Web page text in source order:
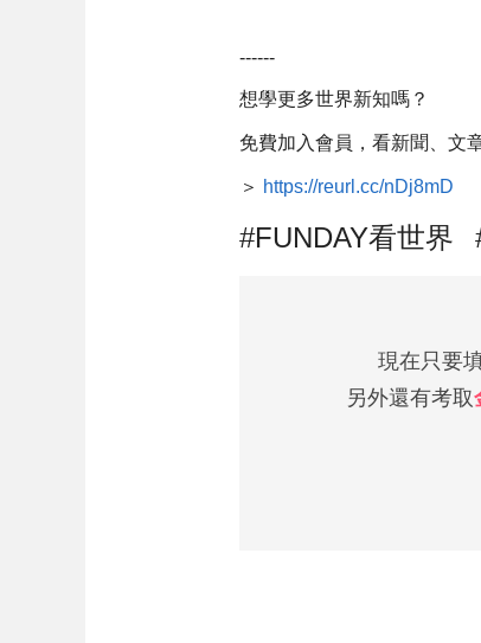
------
想學更多世界新知嗎？
免費加入會員，看新聞、文
＞ https://reurl.cc/nDj8mD
#FUNDAY看世界
現在只要
另外還有考取